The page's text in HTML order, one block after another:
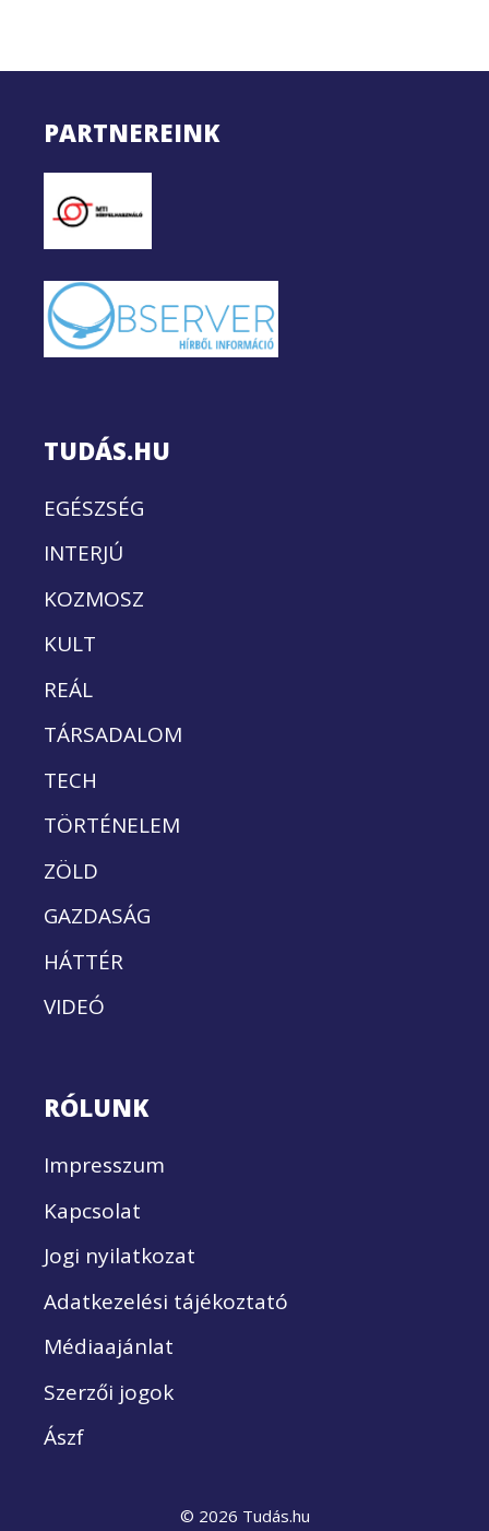
PARTNEREINK
TUDÁS.HU
EGÉSZSÉG
INTERJÚ
KOZMOSZ
KULT
REÁL
TÁRSADALOM
TECH
TÖRTÉNELEM
ZÖLD
GAZDASÁG
HÁTTÉR
VIDEÓ
RÓLUNK
Impresszum
Kapcsolat
Jogi nyilatkozat
Adatkezelési tájékoztató
Médiaajánlat
Szerzői jogok
Ászf
© 2026 Tudás.hu